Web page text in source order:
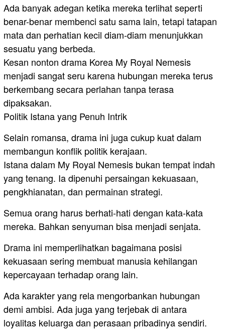
Ada banyak adegan ketika mereka terlihat seperti
benar-benar membenci satu sama lain, tetapi tatapan
mata dan perhatian kecil diam-diam menunjukkan
sesuatu yang berbeda.
Kesan nonton drama Korea My Royal Nemesis
menjadi sangat seru karena hubungan mereka terus
berkembang secara perlahan tanpa terasa
dipaksakan.
Politik Istana yang Penuh Intrik
Selain romansa, drama ini juga cukup kuat dalam
membangun konflik politik kerajaan.
Istana dalam My Royal Nemesis bukan tempat indah
yang tenang. Ia dipenuhi persaingan kekuasaan,
pengkhianatan, dan permainan strategi.
Semua orang harus berhati-hati dengan kata-kata
mereka. Bahkan senyuman bisa menjadi senjata.
Drama ini memperlihatkan bagaimana posisi
kekuasaan sering membuat manusia kehilangan
kepercayaan terhadap orang lain.
Ada karakter yang rela mengorbankan hubungan
demi ambisi. Ada juga yang terjebak di antara
loyalitas keluarga dan perasaan pribadinya sendiri.